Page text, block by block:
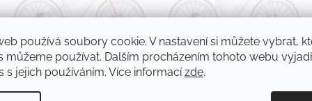
používá soubory cookie. V nastavení si můžete vybrat,
můžeme používat. Dalším procházením tohoto webu
s jejich používáním. Více informacízde.